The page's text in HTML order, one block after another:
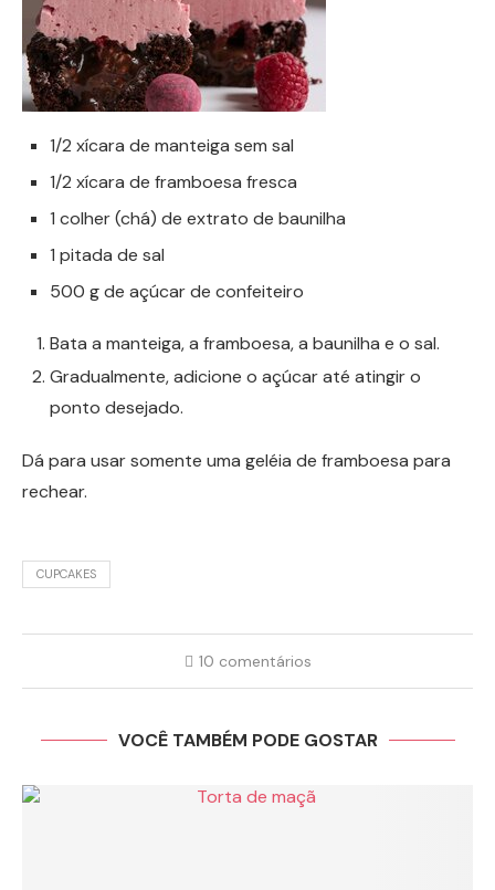
1/2 xícara de manteiga sem sal
1/2 xícara de framboesa fresca
1 colher (chá) de extrato de baunilha
1 pitada de sal
500 g de açúcar de confeiteiro
Bata a manteiga, a framboesa, a baunilha e o sal.
Gradualmente, adicione o açúcar até atingir o
ponto desejado.
Dá para usar somente uma geléia de framboesa para
rechear.
CUPCAKES
10 comentários
VOCÊ TAMBÉM PODE GOSTAR